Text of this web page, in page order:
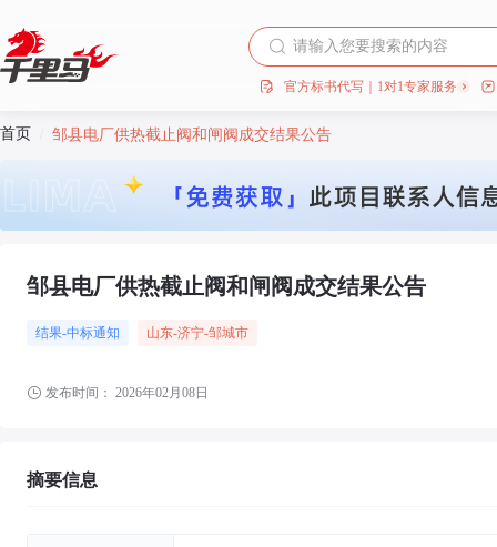
官方标书代写｜1对1专家服务
首页 邹县电厂供热截止阀和闸阀成交结果公告
邹县电厂供热截止阀和闸阀成交结果公告
结果-中标通知 山东-济宁-邹城市
发布时间： 2026年02月08日
摘要信息